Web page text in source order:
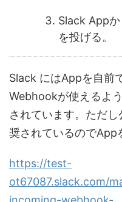
Slack App
を投げる。
Slack にはAppを自前
Webhookが使えるよ
されています。ただ
奨されているのでApp
https://test-
ot67087.slack.com/